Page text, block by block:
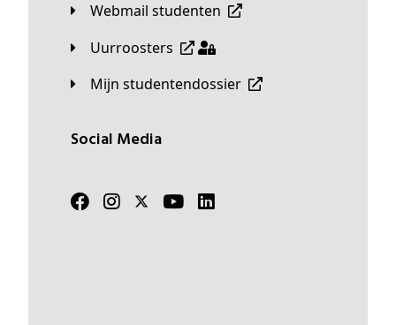
Webmail studenten
Uurroosters
Mijn studentendossier
Social Media